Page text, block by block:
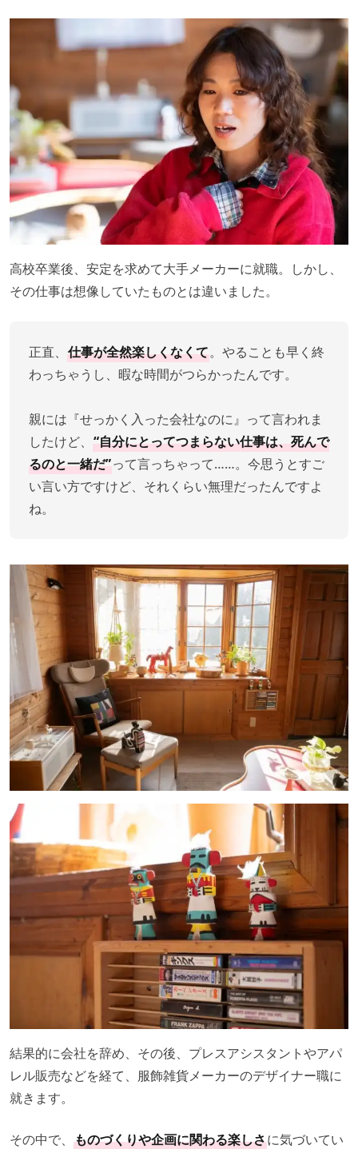
高校卒業後、安定を求めて大手メーカーに就職。しかし、
その仕事は想像していたものとは違いました。
正直、 仕事が全然楽しくなくて。やることも早く終
わっちゃうし、暇な時間がつらかったんです。
親には『せっかく入った会社なのに』って言われま
したけど、 “自分にとってつまらない仕事は、死んで
るのと一緒だ”って言っちゃって……。今思うとすご
い言い方ですけど、それくらい無理だったんですよ
ね。
結果的に会社を辞め、その後、プレスアシスタントやアパ
レル販売などを経て、服飾雑貨メーカーのデザイナー職に
就きます。
その中で、 ものづくりや企画に関わる楽しさに気づいてい